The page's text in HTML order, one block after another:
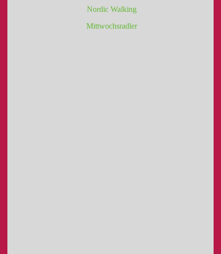
Nordic Walking
Mittwochsradler